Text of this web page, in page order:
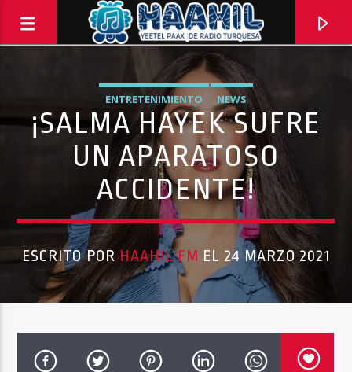
PROGRAMA ACTUAL
ENTRETENIMIENTO NEWS
¡SALMA HAYEK SUFRE
UN APARATOSO
ACCIDENTE!
ESCRITO PORHAAHIL FM EL 24 MARZO 2021